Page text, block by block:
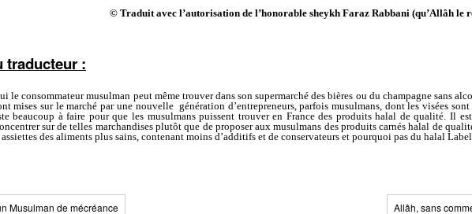
© Traduit avec l’autorisation de l’honorable sheykh Faraz Rabbani (qu’Allâh le
traducteur :
le consommateur musulman peut même trouver dans son supermarché des bières ou du champagne sans
mises sur le marché par une nouvelle génération d’entrepreneurs, parfois musulmans, dont les visées
beaucoup à faire pour que les musulmans puissent trouver en France des produits halal de qualité. Il
sur de telles marchandises plutôt que de proposer aux musulmans des produits carnés halal de
des aliments plus sains, contenant moins d’additifs et de conservateurs et pourquoi pas du halal
Musulman de mécréance Allâh, sans